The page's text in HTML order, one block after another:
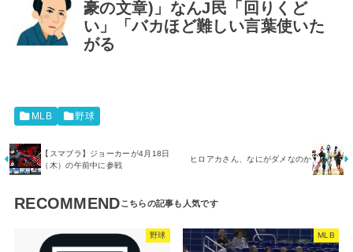
豪の文章)」なんJ民「回りくど
い」「バカほど難しい言葉使いた
がる
MLB 野球
【スマブラ】ジョーカーが4月18日
（木）の午前中に参戦
ヒロアカさん、なにがダメなのか
RECOMMEND
野球 MLB